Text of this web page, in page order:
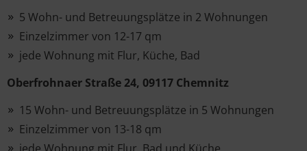
5 Wohn- und Betreuungsplätze in 2 Wohnungen
Einzelzimmer von 12-17 qm
jede Wohnung mit Flur, Küche, Bad
Oberfrohnaer Straße 24, 09117 Chemnitz
15 Wohn- und Betreuungsplätze in 5 Wohnungen
Einzelzimmer von 13-18 qm